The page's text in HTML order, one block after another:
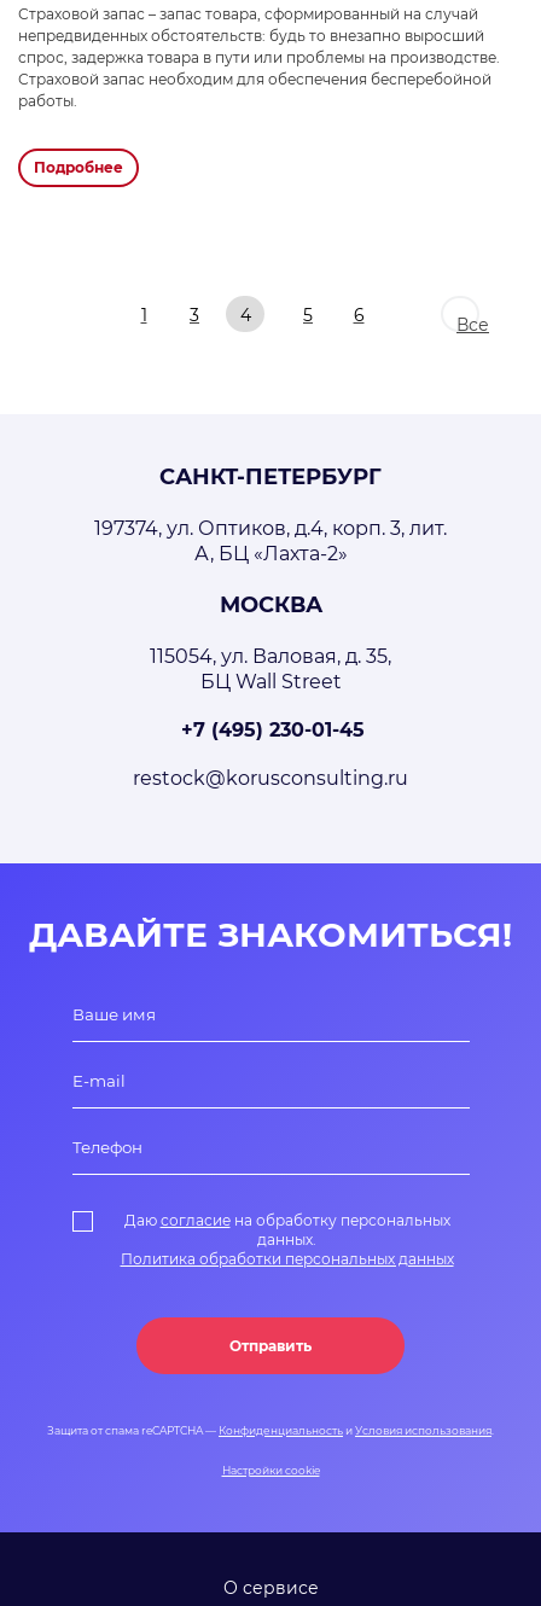
Страховой запас – запас товара, сформированный на случай
непредвиденных обстоятельств: будь то внезапно выросший
спрос, задержка товара в пути или проблемы на производстве.
Страховой запас необходим для обеспечения бесперебойной
работы.
подробнее
1 3 4 5 6 Все
САНКТ-ПЕТЕРБУРГ
197374, ул. Оптиков, д.4, корп. 3, лит.
А, БЦ «Лахта-2»
МОСКВА
115054, ул. Валовая, д. 35,
БЦ Wall Street
+7 (495) 230-01-45
restock@korusconsulting.ru
ДАВАЙТЕ ЗНАКОМИТЬСЯ!
Даю согласиена обработку персональных
данных.
Политика обработки персональных данных
Отправить
Защита от спама reCAPTCHA — Конфиденциальность иУсловия использования
Настройки cookie
О сервисе